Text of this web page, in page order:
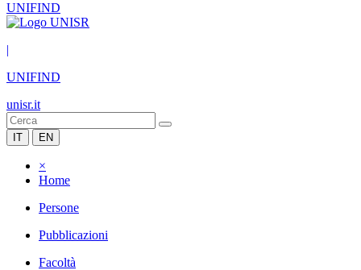
UNIFIND
|
UNIFIND
unisr.it
IT EN
×
Home
Persone
Pubblicazioni
Facoltà